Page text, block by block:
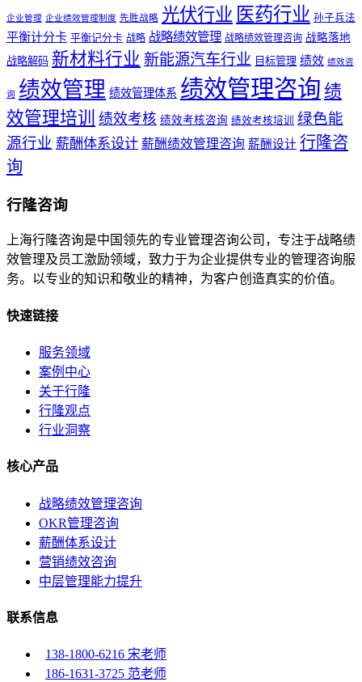
企业管理 企业绩效管理制度 先胜战略 光伏行业 医药行业 孙子兵法
平衡计分卡 平衡记分卡 战略 战略绩效管理 战略绩效管理咨询 战略落地
战略解码 新材料行业 新能源汽车行业 目标管理 绩效 绩效咨
询 绩效管理 绩效管理体系 绩效管理咨询 绩
效管理培训 绩效考核 绩效考核咨询 绩效考核培训
绿色能
源行业 薪酬体系设计 薪酬绩效管理咨询 薪酬设计 行隆咨
询
行隆咨询
上海行隆咨询是中国领先的专业管理咨询公司，专注于战略绩
效管理及员工激励领域，致力于为企业提供专业的管理咨询服
务。以专业的知识和敬业的精神，为客户创造真实的价值。
快速链接
服务领域
案例中心
关于行隆
行隆观点
行业洞察
核心产品
战略绩效管理咨询
OKR管理咨询
薪酬体系设计
营销绩效咨询
中层管理能力提升
联系信息
138-1800-6216 宋老师
186-1631-3725 范老师